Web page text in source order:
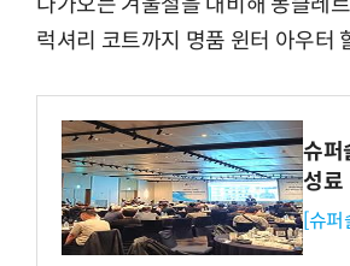
럭셔리 코트까지 명품 윈터 아우터
슈
성료
[슈퍼